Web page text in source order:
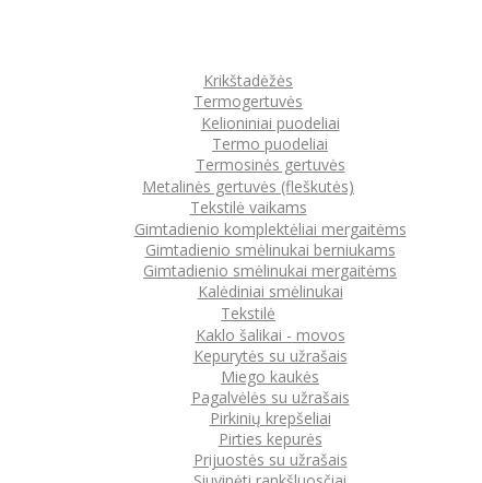
Krikštadėžės
Termogertuvės
Kelioniniai puodeliai
Termo puodeliai
Termosinės gertuvės
Metalinės gertuvės (fleškutės)
Tekstilė vaikams
Gimtadienio komplektėliai mergaitėms
Gimtadienio smėlinukai berniukams
Gimtadienio smėlinukai mergaitėms
Kalėdiniai smėlinukai
Tekstilė
Kaklo šalikai - movos
Kepurytės su užrašais
Miego kaukės
Pagalvėlės su užrašais
Pirkinių krepšeliai
Pirties kepurės
Prijuostės su užrašais